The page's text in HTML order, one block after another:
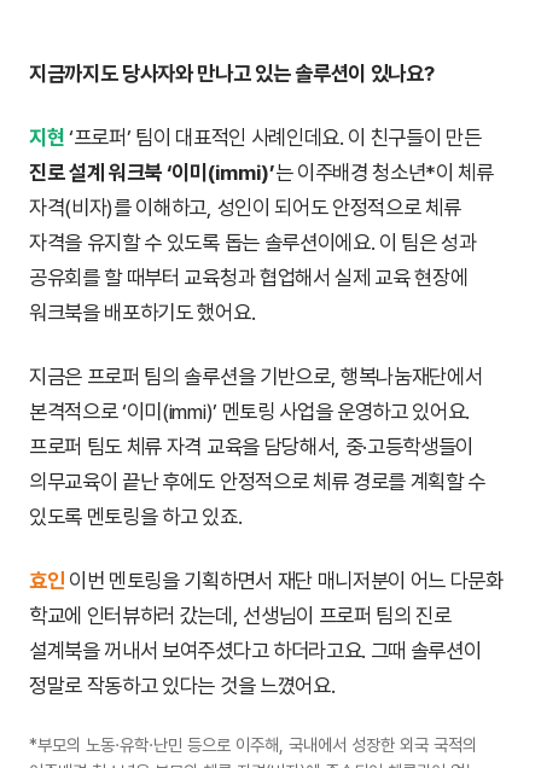
지금까지도 당사자와 만나고 있는 솔루션이 있나요?
지현‘프로퍼’ 팀이 대표적인 사례인데요. 이 친구들이 만든
진로 설계 워크북 ‘이미(immi)’는 이주배경 청소년*이 체류
자격(비자)를 이해하고, 성인이 되어도 안정적으로 체류
자격을 유지할 수 있도록 돕는 솔루션이에요. 이 팀은 성과
공유회를 할 때부터 교육청과 협업해서 실제 교육 현장에
워크북을 배포하기도 했어요.
지금은 프로퍼 팀의 솔루션을 기반으로, 행복나눔재단에서
본격적으로 ‘이미(immi)’ 멘토링 사업을 운영하고 있어요.
프로퍼 팀도 체류 자격 교육을 담당해서, 중·고등학생들이
의무교육이 끝난 후에도 안정적으로 체류 경로를 계획할 수
있도록 멘토링을 하고 있죠.
효인 이번 멘토링을 기획하면서 재단 매니저분이 어느 다문화
학교에 인터뷰하러 갔는데, 선생님이 프로퍼 팀의 진로
설계북을 꺼내서 보여주셨다고 하더라고요. 그때 솔루션이
정말로 작동하고 있다는 것을 느꼈어요.
*부모의 노동·유학·난민 등으로 이주해, 국내에서 성장한 외국 국적의